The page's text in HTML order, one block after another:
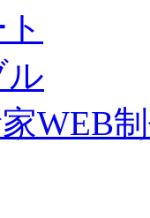
ル
WEB